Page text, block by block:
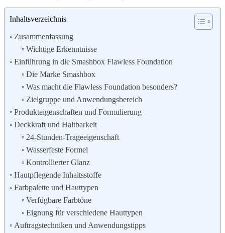
Inhaltsverzeichnis
Zusammenfassung
Wichtige Erkenntnisse
Einführung in die Smashbox Flawless Foundation
Die Marke Smashbox
Was macht die Flawless Foundation besonders?
Zielgruppe und Anwendungsbereich
Produkteigenschaften und Formulierung
Deckkraft und Haltbarkeit
24-Stunden-Trageeigenschaft
Wasserfeste Formel
Kontrollierter Glanz
Hautpflegende Inhaltsstoffe
Farbpalette und Hauttypen
Verfügbare Farbtöne
Eignung für verschiedene Hauttypen
Auftragstechniken und Anwendungstipps